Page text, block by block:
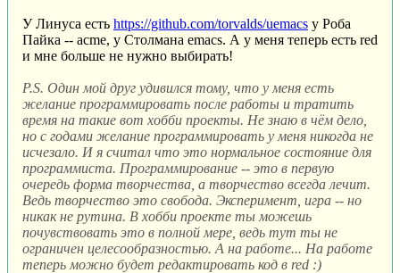
У Линуса есть https://github.com/torvalds/uemacs у Роба
Пайка -- acme, у Столмана emacs. А у меня теперь есть red
и мне больше не нужно выбирать!
P.S. Один мой друг удивился тому, что у меня есть
желание программировать после работы и тратить
время на такие вот хобби проекты. Не знаю в чём дело,
но с годами желание программировать у меня никогда не
исчезало. И я считал что это нормальное состояние для
программиста. Программирование -- это в первую
очередь форма творчества, а творчество всегда лечит.
Ведь творчество это свобода. Эксперимент, игра -- но
никак не рутина. В хобби проекте ты можешь
почувствовать это в полной мере, ведь тут ты не
ограничен целесообразностью. А на работе... На работе
теперь можно будет редактировать код в red :)